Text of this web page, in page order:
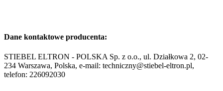
Dane kontaktowe producenta:
STIEBEL ELTRON - POLSKA Sp. z o.o., ul. Działkowa 2, 02-
234 Warszawa, Polska, e-mail: techniczny@stiebel-eltron.pl,
telefon: 226092030